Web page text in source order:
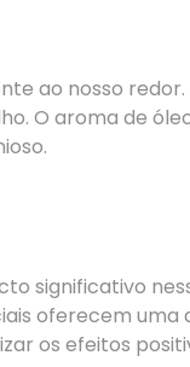
ao nosso redor.
O aroma de
significativo
oferecem
os efeitos